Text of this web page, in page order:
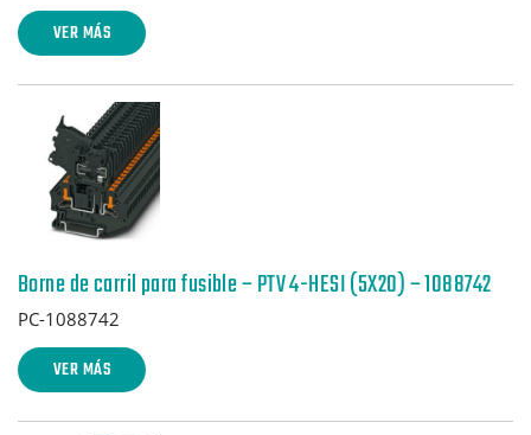
VER MÁS
Borne de carril para fusible – PTV 4-HESI (5X20) – 1088742
PC-1088742
VER MÁS